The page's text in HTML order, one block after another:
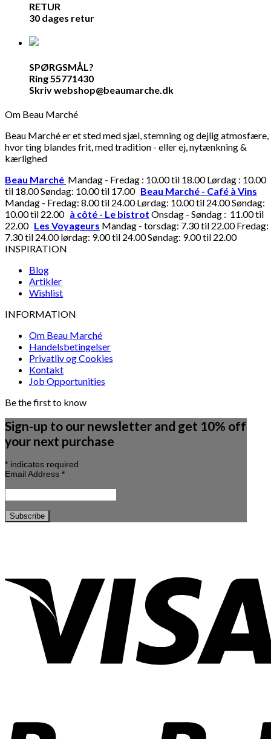
RETUR
30 dages retur
SPØRGSMÅL?
Ring 55771430
Skriv webshop@beaumarche.dk
Om Beau Marché
Beau Marché er et sted med sjæl, stemning og dejlig atmosfære,
hvor ting blandes frit, med tradition - eller ej, nytænkning &
kærlighed
Beau Marché Mandag - Fredag : 10.00 til 18.00 Lørdag : 10.00
til 18.00 Søndag: 10.00 til 17.00 Beau Marché - Café à Vins
Mandag - Fredag: 8.00 til 24.00 Lørdag: 10.00 til 24.00 Søndag:
10.00 til 22.00 à côté - Le bistrot Onsdag - Søndag : 11.00 til
22.00 Les Voyageurs Mandag - torsdag: 7.30 til 22.00 Fredag:
7.30 til 24.00 lørdag: 9.00 til 24.00 Søndag: 9.00 til 22.00
INSPIRATION
Blog
Artikler
Wishlist
INFORMATION
Om Beau Marché
Handelsbetingelser
Privatliv og Cookies
Kontakt
Job Opportunities
Be the first to know
Sign-up to our newsletter and get 10% off
your next purchase
* indicates required
Email Address *